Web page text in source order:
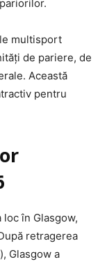
multisport
de pariere, de
Această
pentru
în Glasgow,
retragerea
Glasgow a